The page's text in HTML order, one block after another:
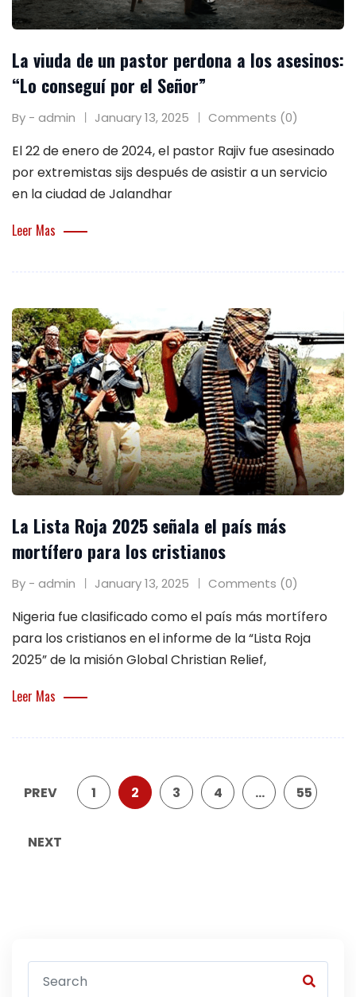
La viuda de un pastor perdona a los asesinos:
“Lo conseguí por el Señor”
By - admin January 13, 2025 Comments (0)
El 22 de enero de 2024, el pastor Rajiv fue asesinado
por extremistas sijs después de asistir a un servicio
en la ciudad de Jalandhar
Leer Mas
La Lista Roja 2025 señala el país más
mortífero para los cristianos
By - admin January 13, 2025 Comments (0)
Nigeria fue clasificado como el país más mortífero
para los cristianos en el informe de la “Lista Roja
2025” de la misión Global Christian Relief,
Leer Mas
PREV 1 2 3 4 … 55
NEXT